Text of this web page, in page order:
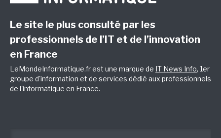
Le site le plus consulté par les
professionnels de l’IT et de l’innovation
en France
LeMondeInformatique.fr est une marque de IT News Info, 1er
groupe d'information et de services dédié aux professionnels
de l'informatique en France.